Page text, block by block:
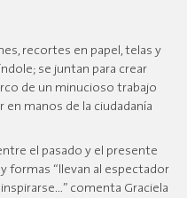
recortes en papel, telas y
se juntan para crear
de un minucioso trabajo
manos de la ciudadanía
el pasado y el presente
formas “llevan al espectador
comenta Graciela